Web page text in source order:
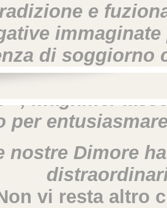
e
immaginate
di soggiorno
comuni...cosi'
, magnifici
per
nostre Dimore
resta altro